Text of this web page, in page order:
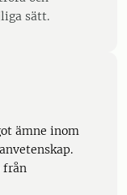
sätt.
ämne inom
från